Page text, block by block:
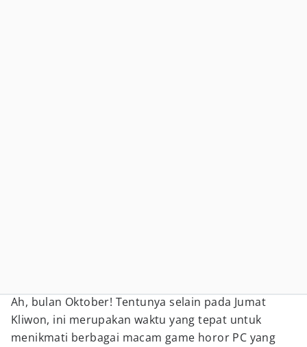
Ah, bulan Oktober! Tentunya selain pada Jumat
Kliwon, ini merupakan waktu yang tepat untuk
menikmati berbagai macam game horor PC yang